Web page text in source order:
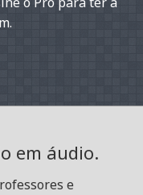
em áudio.
e